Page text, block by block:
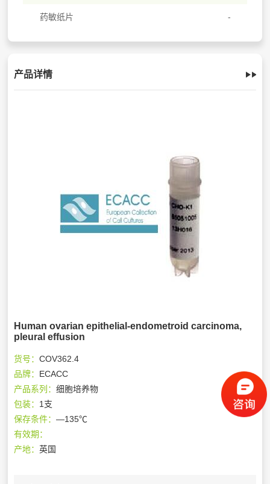
药敏纸片
产品详情
Human ovarian epithelial-endometroid carcinoma,
pleural effusion
货号：COV362.4
品牌： ECACC
产品系列：细胞培养物
包装： 1支
保存条件：—135℃
有效期：
产地：英国